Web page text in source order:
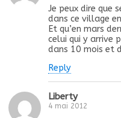
Je peux dire que
dans ce village
Et qu’en mars
celui qui y arrive
dans 10 mois et
Reply
Liberty
4 mai 2012